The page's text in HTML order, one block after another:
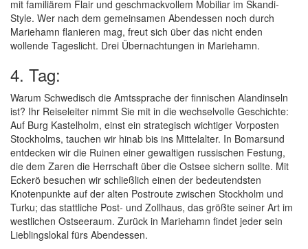
mit familiärem Flair und geschmackvollem Mobiliar im Skandi-
Style. Wer nach dem gemeinsamen Abendessen noch durch
Mariehamn flanieren mag, freut sich über das nicht enden
wollende Tageslicht. Drei Übernachtungen in Mariehamn.
4. Tag:
Warum Schwedisch die Amtssprache der finnischen Alandinseln
ist? Ihr Reiseleiter nimmt Sie mit in die wechselvolle Geschichte:
Auf Burg Kastelholm, einst ein strategisch wichtiger Vorposten
Stockholms, tauchen wir hinab bis ins Mittelalter. In Bomarsund
entdecken wir die Ruinen einer gewaltigen russischen Festung,
die dem Zaren die Herrschaft über die Ostsee sichern sollte. Mit
Eckerö besuchen wir schließlich einen der bedeutendsten
Knotenpunkte auf der alten Postroute zwischen Stockholm und
Turku; das stattliche Post- und Zollhaus, das größte seiner Art im
westlichen Ostseeraum. Zurück in Mariehamn findet jeder sein
Lieblingslokal fürs Abendessen.